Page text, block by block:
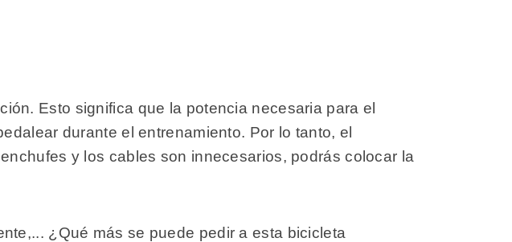
Esto significa que la potencia necesaria para el
durante el entrenamiento. Por lo tanto, el
y los cables son innecesarios, podrás colocar la
¿Qué más se puede pedir a esta bicicleta